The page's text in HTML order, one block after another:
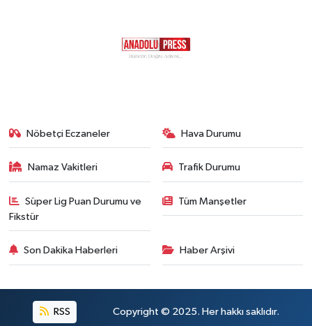
Nöbetçi Eczaneler Hava Durumu
Namaz Vakitleri Trafik Durumu
Süper Lig Puan Durumu ve
Fikstür
Tüm Manşetler
Son Dakika Haberleri Haber Arşivi
RSS Copyright © 2025. Her hakkı saklıdır.